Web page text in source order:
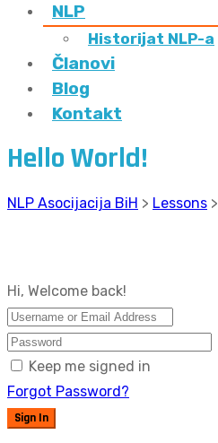
NLP
Historijat NLP-a
Članovi
Blog
Kontakt
Hello World!
NLP Asocijacija BiH > Lessons >
Hi, Welcome back!
Keep me signed in
Forgot Password?
Sign In